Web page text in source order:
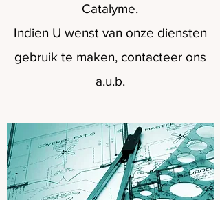
Catalyme.
Indien U wenst van onze diensten
gebruik te maken, contacteer ons
a.u.b.